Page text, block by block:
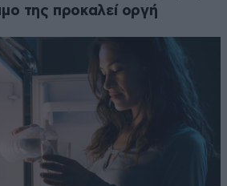
της προκαλεί οργή